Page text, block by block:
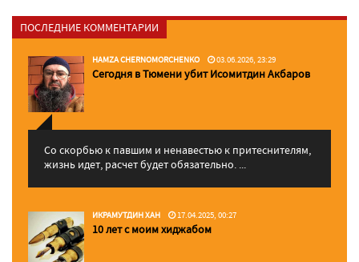
ПОСЛЕДНИЕ КОММЕНТАРИИ
HAMZA CHERNOMORCHENKO 03.06.2026, 23:29
Сегодня в Тюмени убит Исомитдин Акбаров
Со скорбью к павшим и ненавестью к притеснителям,
жизнь идет, расчет будет обязательно. ...
ИКРАМУТДИН ХАН 17.04.2025, 00:27
10 лет с моим хиджабом